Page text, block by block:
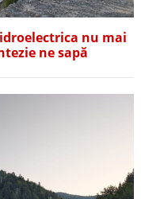
nu mai
ne sapă